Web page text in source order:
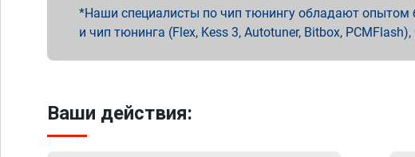
Наши специалисты по чип тюнингу обладают опытом
и чип тюнинга (Flex, Kess 3, Autotuner, Bitbox,
Ваши действия: